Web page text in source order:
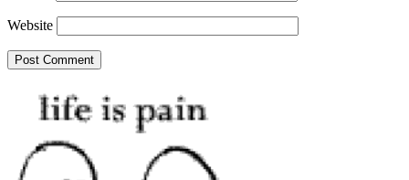
Website